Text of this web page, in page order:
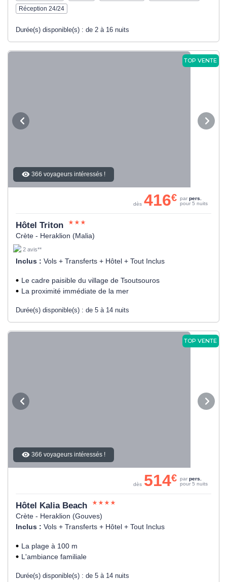
Réception 24/24
Durée(s) disponible(s) : de 2 à 16 nuits
TOP VENTE
366 voyageurs intéressés !
Hôtel Triton
Crète - Heraklion (Malia)
2 avis**
Inclus : Vols + Transferts + Hôtel + Tout Inclus
Le cadre paisible du village de Tsoutsouros
La proximité immédiate de la mer
Durée(s) disponible(s) : de 5 à 14 nuits
dès 416€ par pers.
pour 5 nuits
TOP VENTE
366 voyageurs intéressés !
Hôtel Kalia Beach
Crète - Heraklion (Gouves)
Inclus : Vols + Transferts + Hôtel + Tout Inclus
La plage à 100 m
L'ambiance familiale
Durée(s) disponible(s) : de 5 à 14 nuits
dès 514€ par pers.
pour 5 nuits